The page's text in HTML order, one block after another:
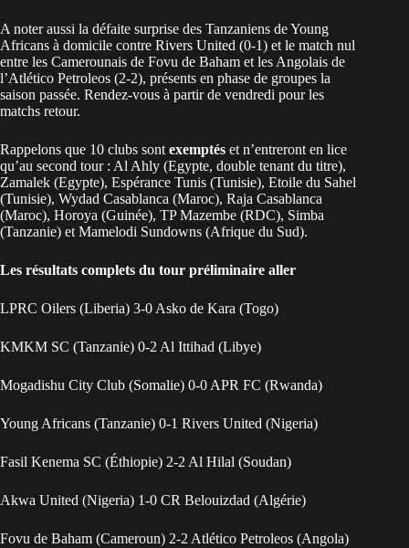
A noter aussi la défaite surprise des Tanzaniens de Young
Africans à domicile contre Rivers United (0-1) et le match nul
entre les Camerounais de Fovu de Baham et les Angolais de
l’Atlético Petroleos (2-2), présents en phase de groupes la
saison passée. Rendez-vous à partir de vendredi pour les
matchs retour.
Rappelons que 10 clubs sont exemptés et n’entreront en lice
qu’au second tour : Al Ahly (Egypte, double tenant du titre),
Zamalek (Egypte), Espérance Tunis (Tunisie), Etoile du Sahel
(Tunisie), Wydad Casablanca (Maroc), Raja Casablanca
(Maroc), Horoya (Guinée), TP Mazembe (RDC), Simba
(Tanzanie) et Mamelodi Sundowns (Afrique du Sud).
Les résultats complets du tour préliminaire aller
LPRC Oilers (Liberia) 3-0 Asko de Kara (Togo)
KMKM SC (Tanzanie) 0-2 Al Ittihad (Libye)
Mogadishu City Club (Somalie) 0-0 APR FC (Rwanda)
Young Africans (Tanzanie) 0-1 Rivers United (Nigeria)
Fasil Kenema SC (Éthiopie) 2-2 Al Hilal (Soudan)
Akwa United (Nigeria) 1-0 CR Belouizdad (Algérie)
Fovu de Baham (Cameroun) 2-2 Atlético Petroleos (Angola)